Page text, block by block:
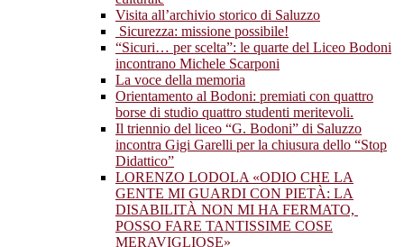
Visita all’archivio storico di Saluzzo
Sicurezza: missione possibile!
“Sicuri… per scelta”: le quarte del Liceo Bodoni
incontrano Michele Scarponi
La voce della memoria
Orientamento al Bodoni: premiati con quattro
borse di studio quattro studenti meritevoli.
Il triennio del liceo “G. Bodoni” di Saluzzo
incontra Gigi Garelli per la chiusura dello “Stop
Didattico”
LORENZO LODOLA «ODIO CHE LA
GENTE MI GUARDI CON PIETÀ: LA
DISABILITÀ NON MI HA FERMATO,
POSSO FARE TANTISSIME COSE
MERAVIGLIOSE»